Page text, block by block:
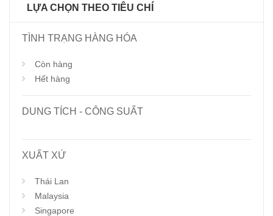
LỰA CHỌN THEO TIÊU CHÍ
TÌNH TRẠNG HÀNG HÓA
Còn hàng
Hết hàng
DUNG TÍCH - CÔNG SUẤT
XUẤT XỨ
Thái Lan
Malaysia
Singapore